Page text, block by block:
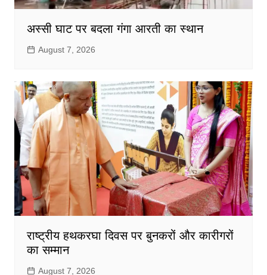
अस्सी घाट पर बदला गंगा आरती का स्थान
August 7, 2026
राष्ट्रीय हथकरघा दिवस पर बुनकरों और कारीगरों
का सम्मान
August 7, 2026